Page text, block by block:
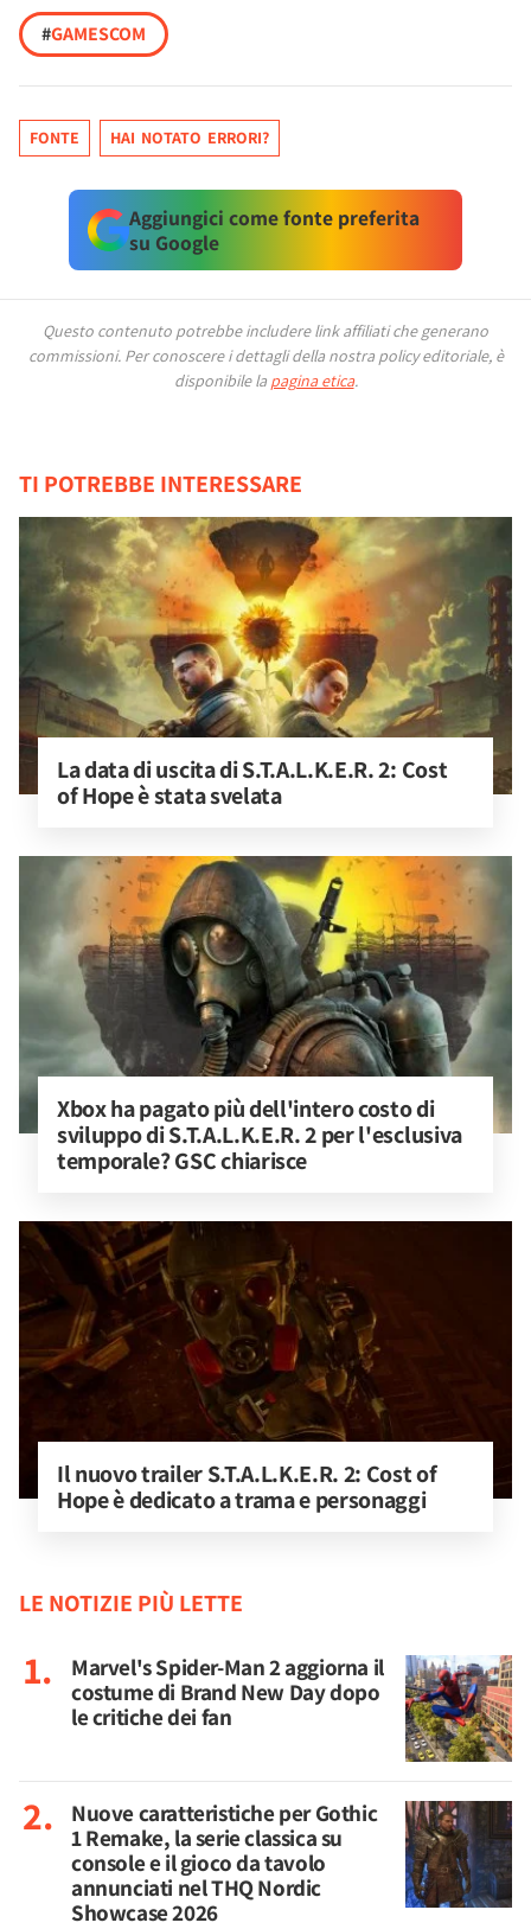
#GAMESCOM
FONTE HAI NOTATO ERRORI?
Aggiungici come fonte preferita
su Google
Questo contenuto potrebbe includere link affiliati che generano
commissioni. Per conoscere i dettagli della nostra policy editoriale, è
disponibile la pagina etica.
TI POTREBBE INTERESSARE
La data di uscita di S.T.A.L.K.E.R. 2: Cost
of Hope è stata svelata
Xbox ha pagato più dell'intero costo di
sviluppo di S.T.A.L.K.E.R. 2 per l'esclusiva
temporale? GSC chiarisce
Il nuovo trailer S.T.A.L.K.E.R. 2: Cost of
Hope è dedicato a trama e personaggi
LE NOTIZIE PIÙ LETTE
Marvel's Spider-Man 2 aggiorna il
costume di Brand New Day dopo
le critiche dei fan
Nuove caratteristiche per Gothic
1 Remake, la serie classica su
console e il gioco da tavolo
annunciati nel THQ Nordic
Showcase 2026